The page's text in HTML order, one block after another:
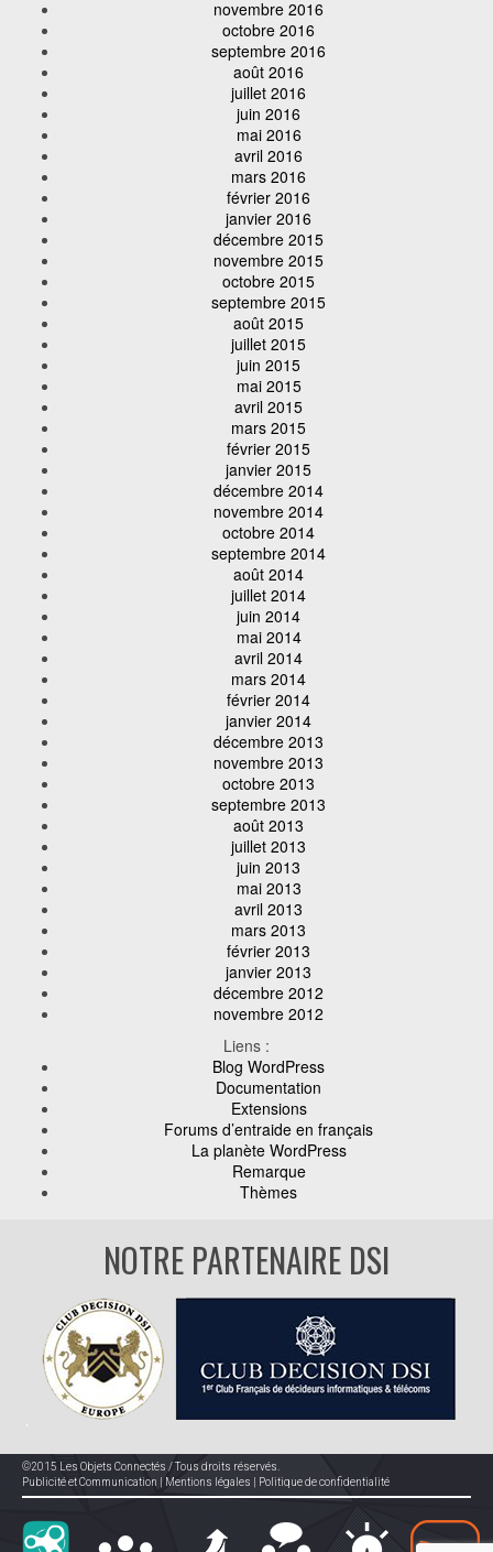
novembre 2016
octobre 2016
septembre 2016
août 2016
juillet 2016
juin 2016
mai 2016
avril 2016
mars 2016
février 2016
janvier 2016
décembre 2015
novembre 2015
octobre 2015
septembre 2015
août 2015
juillet 2015
juin 2015
mai 2015
avril 2015
mars 2015
février 2015
janvier 2015
décembre 2014
novembre 2014
octobre 2014
septembre 2014
août 2014
juillet 2014
juin 2014
mai 2014
avril 2014
mars 2014
février 2014
janvier 2014
décembre 2013
novembre 2013
octobre 2013
septembre 2013
août 2013
juillet 2013
juin 2013
mai 2013
avril 2013
mars 2013
février 2013
janvier 2013
décembre 2012
novembre 2012
Liens :
Blog WordPress
Documentation
Extensions
Forums d’entraide en français
La planète WordPress
Remarque
Thèmes
NOTRE PARTENAIRE DSI
©2015 Les Objets Connectés / Tous droits réservés.
Publicité et Communication
Mentions légales Politique de confidentialité